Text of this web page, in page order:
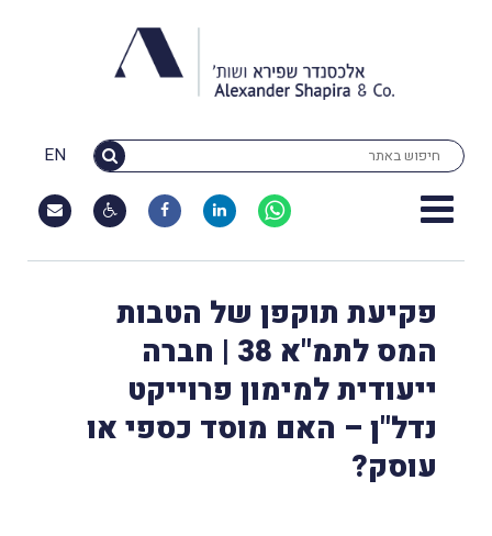
EN
פקיעת תוקפן של הטבות
המס לתמ"א 38 | חברה
ייעודית למימון פרוייקט
נדל"ן – האם מוסד כספי או
עוסק?